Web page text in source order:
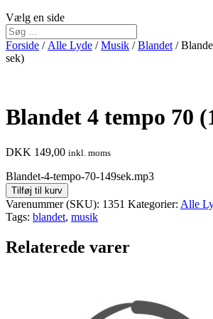
Vælg en side
Forside / Alle Lyde /Musik /Blandet /
sek)
Blandet 4 tempo 70
DKK 149,00 inkl. moms
Blandet-4-tempo-70-149sek.mp3
Tilføj til kurv
Varenummer (SKU): 1351 Kategorier: Alle
Tags: blandet, musik
Relaterede varer